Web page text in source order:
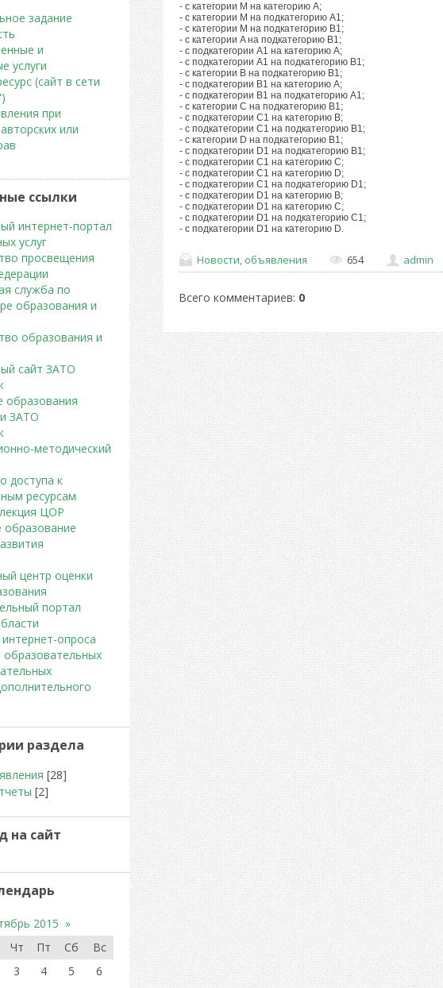
- с категории M на категорию A;
- с категории M на подкатегорию A1;
- с категории M на подкатегорию B1;
- с категории A на подкатегорию B1;
- с подкатегории A1 на категорию A;
- с подкатегории A1 на подкатегорию B1;
- с категории B на подкатегорию B1;
- с подкатегории B1 на категорию A;
- с подкатегории B1 на подкатегорию A1;
- с категории C на подкатегорию B1;
- с подкатегории C1 на категорию B;
- с подкатегории C1 на подкатегорию B1;
- с категории D на подкатегорию B1;
- с подкатегории D1 на подкатегорию B1;
- с подкатегории C1 на категорию C;
- с подкатегории C1 на категорию D;
- с подкатегории C1 на подкатегорию D1;
- с подкатегории D1 на категорию B;
- с подкатегории D1 на категорию C;
- с подкатегории D1 на подкатегорию C1;
- с подкатегории D1 на категорию D.
Новости, объявления 654 admin
Всего комментариев: 0
задание
и
услуги
(сайт в сети
при
или
ссылки
интернет-портал
услуг
просвещения
служба по
образования и
образования и
сайт ЗАТО
образования
ЗАТО
методический
доступа к
ресурсам
ЦОР
образование
центр оценки
портал
опроса
раздела
[28]
[2]
на сайт
2015 »
Чт Пт Сб
Вс
3 4 5
6